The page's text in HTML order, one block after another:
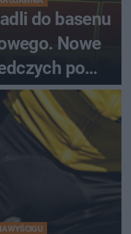
do basenu
Nowe
po
akcji
WYŚCIGU